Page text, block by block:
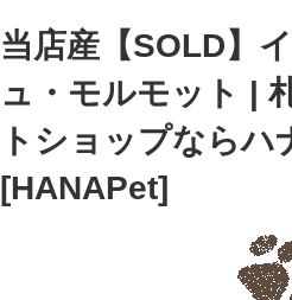
当店産【SOLD】
ュ・モルモット |
トショップならハ
[HANAPet]